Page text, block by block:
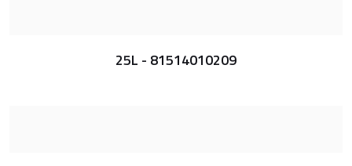
25L - 81514010209